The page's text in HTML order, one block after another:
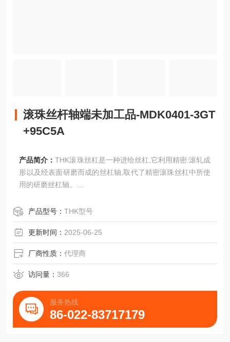
滚珠丝杆轴端未加工品-MDK0401-3GT
+95C5A
产品简介：THK滚珠丝杠是一种进给丝杠,它利用精密:滚轧成
形以及经表面研磨而成的丝杠轴,取代了精密滚珠丝杠中所使
用的研磨丝杠轴。
产品型号：THK型号
更新时间： 2025-06-25
厂商性质：代理商
访问量：366
服务热线
86-022-83717179